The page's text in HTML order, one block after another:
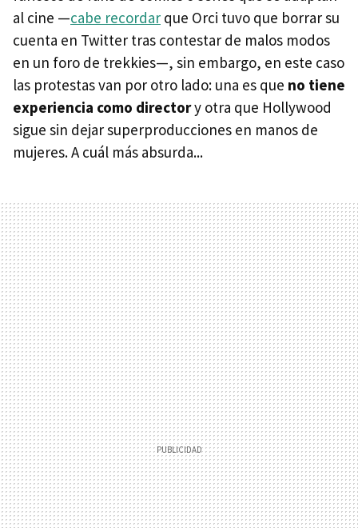
al cine —cabe recordar que Orci tuvo que borrar su
cuenta en Twitter tras contestar de malos modos
en un foro de trekkies—, sin embargo, en este caso
las protestas van por otro lado: una es que no tiene
experiencia como directory otra que Hollywood
sigue sin dejar superproducciones en manos de
mujeres. A cuál más absurda...